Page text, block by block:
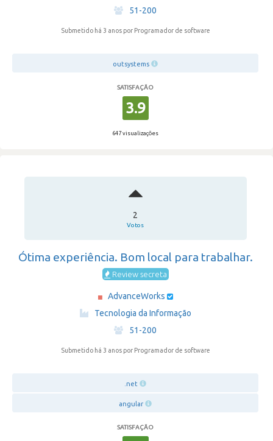
·
51-200
Submetido há 3 anos por Programador de software
outsystems
SATISFAÇÃO
3.9
647 visualizações
2
Votos
Ótima experiência. Bom local para trabalhar.
Review secreta
AdvanceWorks
Tecnologia da Informação
·
51-200
Submetido há 3 anos por Programador de software
.net
angular
SATISFAÇÃO